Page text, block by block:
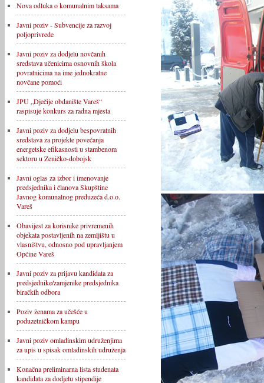
Nova odluka o komunalnim taksama
Javni poziv - Subvencije za razvoj
poljoprivrede
Javni poziv za dodjelu novčanih
sredstava učenicima osnovnih škola
povratnicima na ime jednokratne
novčane pomoći
JPU „Dječije obdanište Vareš“
raspisuje konkurs za radna mjesta
Javni poziv za dodjelu bespovratnih
sredstava za projekte povećanja
energetske efikasnosti u stambenom
sektoru u Zeničko-dobojsk
Javni oglas za izbor i imenovanje
predsjednika i članova Skupštine
Javnog komunalnog preduzeća d.o.o.
Vareš
Obavijest za korisnike privremenih
objekata postavljenih na zemljištu u
vlasništvu, odnosno pod upravljanjem
Općine Vareš
Javni poziv za prijavu kandidata za
predsjednike/zamjenike predsjednika
biračkih odbora
Poziv ženama za učešće u
poduzetničkom kampu
Javni poziv omladinskim udruženjima
za upis u spisak omladinskih udruženja
Konačna preliminarna lista studenata
kandidata za dodjelu stipendije